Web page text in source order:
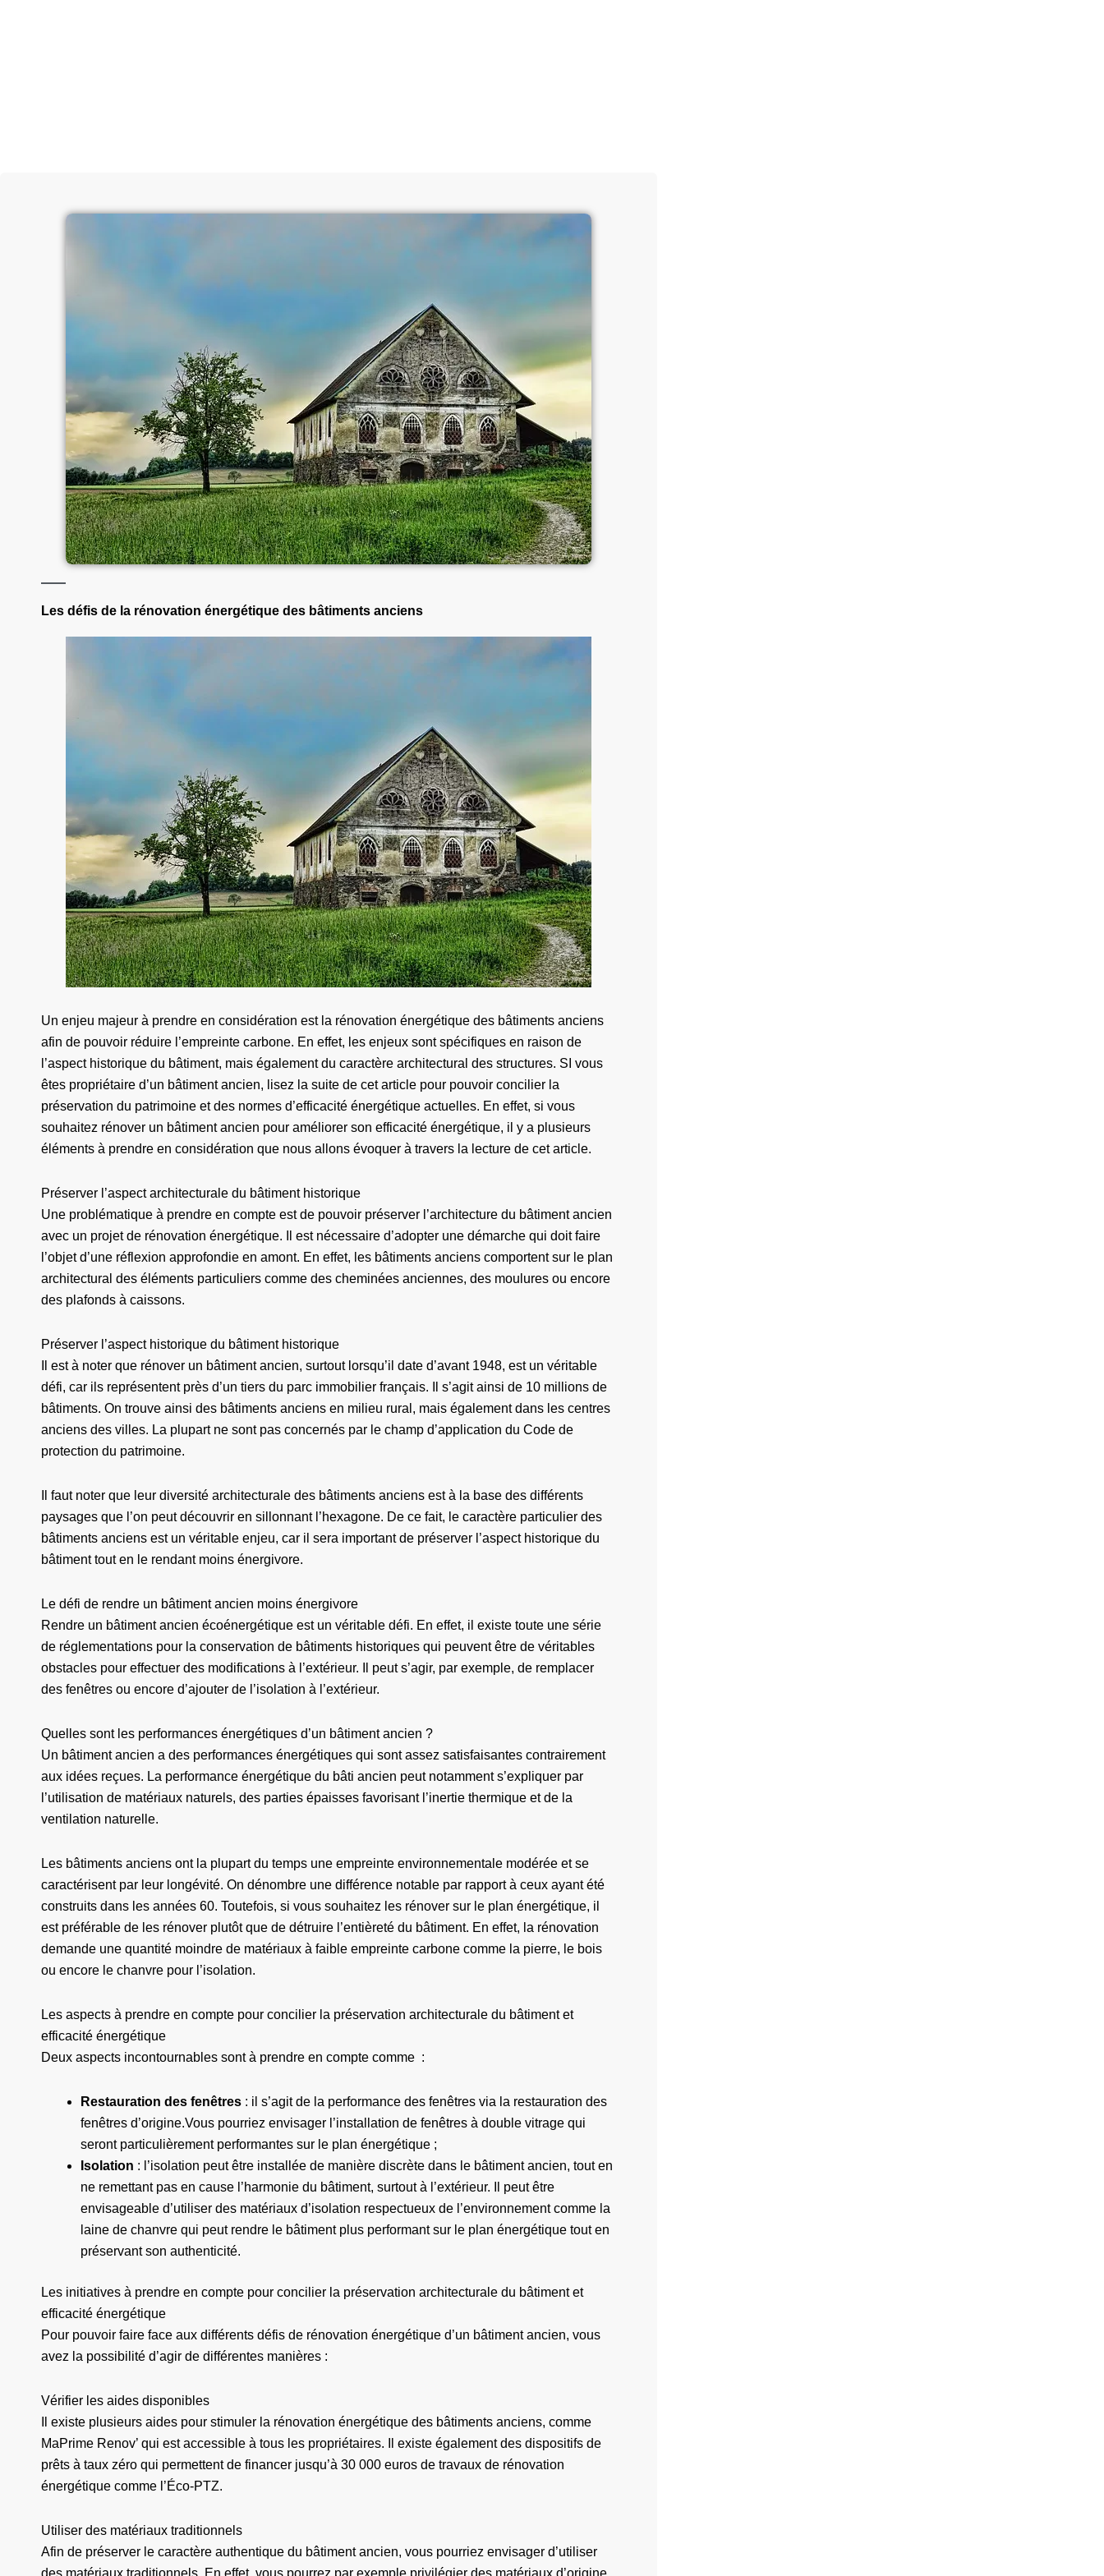
Les défis de la rénovation énergétique des bâtiments anciens
Un enjeu majeur à prendre en considération est la rénovation énergétique des bâtiments anciens
afin de pouvoir réduire l’empreinte carbone. En effet, les enjeux sont spécifiques en raison de
l’aspect historique du bâtiment, mais également du caractère architectural des structures. SI vous
êtes propriétaire d’un bâtiment ancien, lisez la suite de cet article pour pouvoir concilier la
préservation du patrimoine et des normes d’efficacité énergétique actuelles. En effet, si vous
souhaitez rénover un bâtiment ancien pour améliorer son efficacité énergétique, il y a plusieurs
éléments à prendre en considération que nous allons évoquer à travers la lecture de cet article.
Préserver l’aspect architecturale du bâtiment historique
Une problématique à prendre en compte est de pouvoir préserver l’architecture du bâtiment ancien
avec un projet de rénovation énergétique. Il est nécessaire d’adopter une démarche qui doit faire
l’objet d’une réflexion approfondie en amont. En effet, les bâtiments anciens comportent sur le plan
architectural des éléments particuliers comme des cheminées anciennes, des moulures ou encore
des plafonds à caissons.
Préserver l’aspect historique du bâtiment historique
Il est à noter que rénover un bâtiment ancien, surtout lorsqu’il date d’avant 1948, est un véritable
défi, car ils représentent près d’un tiers du parc immobilier français. Il s’agit ainsi de 10 millions de
bâtiments. On trouve ainsi des bâtiments anciens en milieu rural, mais également dans les centres
anciens des villes. La plupart ne sont pas concernés par le champ d’application du Code de
protection du patrimoine.
Il faut noter que leur diversité architecturale des bâtiments anciens est à la base des différents
paysages que l’on peut découvrir en sillonnant l’hexagone. De ce fait, le caractère particulier des
bâtiments anciens est un véritable enjeu, car il sera important de préserver l’aspect historique du
bâtiment tout en le rendant moins énergivore.
Le défi de rendre un bâtiment ancien moins énergivore
Rendre un bâtiment ancien écoénergétique est un véritable défi. En effet, il existe toute une série
de réglementations pour la conservation de bâtiments historiques qui peuvent être de véritables
obstacles pour effectuer des modifications à l’extérieur. Il peut s’agir, par exemple, de remplacer
des fenêtres ou encore d’ajouter de l’isolation à l’extérieur.
Quelles sont les performances énergétiques d’un bâtiment ancien ?
Un bâtiment ancien a des performances énergétiques qui sont assez satisfaisantes contrairement
aux idées reçues. La performance énergétique du bâti ancien peut notamment s’expliquer par
l’utilisation de matériaux naturels, des parties épaisses favorisant l’inertie thermique et de la
ventilation naturelle.
Les bâtiments anciens ont la plupart du temps une empreinte environnementale modérée et se
caractérisent par leur longévité. On dénombre une différence notable par rapport à ceux ayant été
construits dans les années 60. Toutefois, si vous souhaitez les rénover sur le plan énergétique, il
est préférable de les rénover plutôt que de détruire l’entièreté du bâtiment. En effet, la rénovation
demande une quantité moindre de matériaux à faible empreinte carbone comme la pierre, le bois
ou encore le chanvre pour l’isolation.
Les aspects à prendre en compte pour concilier la préservation architecturale du bâtiment et
efficacité énergétique
Deux aspects incontournables sont à prendre en compte comme :
Restauration des fenêtres : il s’agit de la performance des fenêtres via la restauration des
fenêtres d’origine.Vous pourriez envisager l’installation de fenêtres à double vitrage qui
seront particulièrement performantes sur le plan énergétique ;
Isolation : l’isolation peut être installée de manière discrète dans le bâtiment ancien, tout en
ne remettant pas en cause l’harmonie du bâtiment, surtout à l’extérieur. Il peut être
envisageable d’utiliser des matériaux d’isolation respectueux de l’environnement comme la
laine de chanvre qui peut rendre le bâtiment plus performant sur le plan énergétique tout en
préservant son authenticité.
Les initiatives à prendre en compte pour concilier la préservation architecturale du bâtiment et
efficacité énergétique
Pour pouvoir faire face aux différents défis de rénovation énergétique d’un bâtiment ancien, vous
avez la possibilité d’agir de différentes manières :
Vérifier les aides disponibles
Il existe plusieurs aides pour stimuler la rénovation énergétique des bâtiments anciens, comme
MaPrime Renov’ qui est accessible à tous les propriétaires. Il existe également des dispositifs de
prêts à taux zéro qui permettent de financer jusqu’à 30 000 euros de travaux de rénovation
énergétique comme l’Éco-PTZ.
Utiliser des matériaux traditionnels
Afin de préserver le caractère authentique du bâtiment ancien, vous pourriez envisager d’utiliser
des matériaux traditionnels. En effet, vous pourrez par exemple privilégier des matériaux d’origine